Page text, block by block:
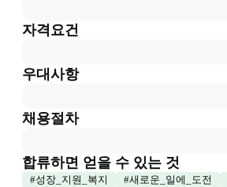
자격요건
우대사항
채용절차
합류하면 얻을 수 있는 것
#성장_지원_복지 #새로운_일에_도전